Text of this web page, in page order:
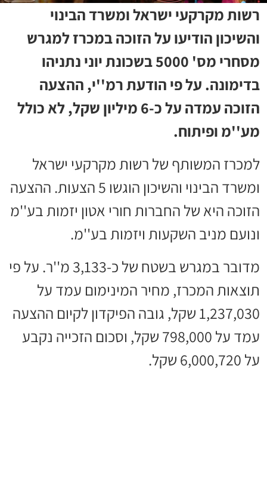
רשות מקרקעי ישראל ומשרד הבינוי
והשיכון הודיעו על הזוכה במכרז למגרש
מסחרי מס' 5000 בשכונת יוני נתניהו
בדימונה. על פי הודעת רמ''י, ההצעה
הזוכה עמדה על כ-6 מיליון שקל, לא כולל
מע''מ ופיתוח.
למכרז המשותף של רשות מקרקעי ישראל
ומשרד הבינוי והשיכון הוגשו 5 הצעות. ההצעה
הזוכה היא של החברות חורי אטון יזמות בע''מ
ונועם מניב השקעות ויזמות בע''מ.
מדובר במגרש בשטח של כ-3,133 מ''ר. על פי
תוצאות המכרז, מחיר המינימום עמד על
1,237,030 שקל, גובה הפיקדון לקיום ההצעה
עמד על 798,000 שקל, וסכום הזכייה נקבע
על 6,000,720 שקל.